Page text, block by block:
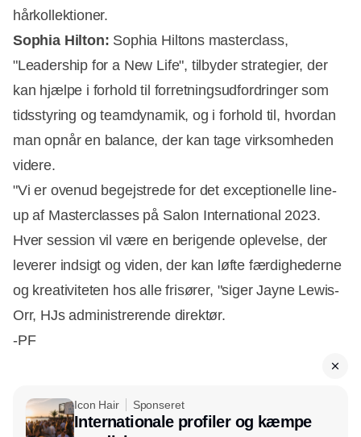
hårkollektioner.
Sophia Hilton: Sophia Hiltons masterclass,
"Leadership for a New Life", tilbyder strategier, der
kan hjælpe i forhold til forretningsudfordringer som
tidsstyring og teamdynamik, og i forhold til, hvordan
man opnår en balance, der kan tage virksomheden
videre.
"Vi er ovenud begejstrede for det exceptionelle line-
up af Masterclasses på Salon International 2023.
Hver session vil være en berigende oplevelse, der
leverer indsigt og viden, der kan løfte færdighederne
og kreativiteten hos alle frisører, "siger Jayne Lewis-
Orr, HJs administrerende direktør.
-PF
Icon Hair Sponseret
Internationale profiler og kæmpe